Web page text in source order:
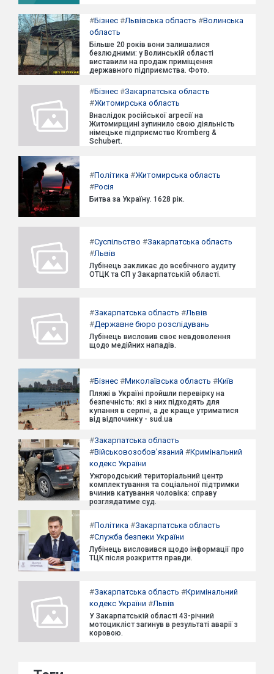
#Бізнес #Львівська область #Волинська
область
Більше 20 років вони залишалися
безлюдними: у Волинській області
виставили на продаж приміщення
державного підприємства. Фото.
#Бізнес #Закарпатська область
#Житомирська область
Внаслідок російської агресії на
Житомирщині зупинило свою діяльність
німецьке підприємство Kromberg &
Schubert.
#Політика #Житомирська область
#Росія
Битва за Україну. 1628 рік.
#Суспільство #Закарпатська область
#Львів
Лубінець закликає до всебічного аудиту
ОТЦК та СП у Закарпатській області.
#Закарпатська область #Львів
#Державне бюро розслідувань
Лубінець висловив своє невдоволення
щодо медійних нападів.
#Бізнес #Миколаївська область #Київ
Пляжі в Україні пройшли перевірку на
безпечність: які з них підходять для
купання в серпні, а де краще утриматися
від відпочинку - sud.ua
#Закарпатська область
#Військовозобов'язаний #Кримінальний
кодекс України
Ужгородський територіальний центр
комплектування та соціальної підтримки
вчинив катування чоловіка: справу
розглядатиме суд.
#Політика #Закарпатська область
#Служба безпеки України
Лубінець висловився щодо інформації про
ТЦК після розкриття правди.
#Закарпатська область #Кримінальний
кодекс України #Львів
У Закарпатській області 43-річний
мотоцикліст загинув в результаті аварії з
коровою.